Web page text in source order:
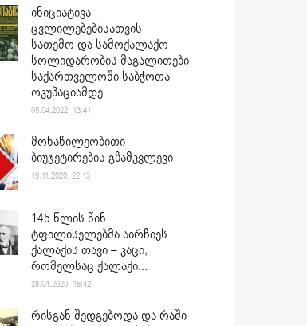
ინიციატივა
ცვლილებებისათვის –
სათემო და სამოქალაქო
სოლიდარობის მაგალითები
საქართველოში საბჭოთა
ოკუპაციამდე
05.04.2022. 13:41
მონაწილეობითი
ბიუჯეტირების გზამკვლევი
19.11.2020. 22:13
145 წლის წინ
ტფილისელებმა აირჩიეს
ქალაქის თავი – კაცი,
რომელსაც ქალაქი...
28.04.2020. 15:42
რისგან შედგებოდა და რაში